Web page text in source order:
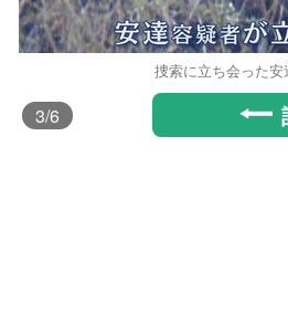
捜索に立ち会った安
3/6